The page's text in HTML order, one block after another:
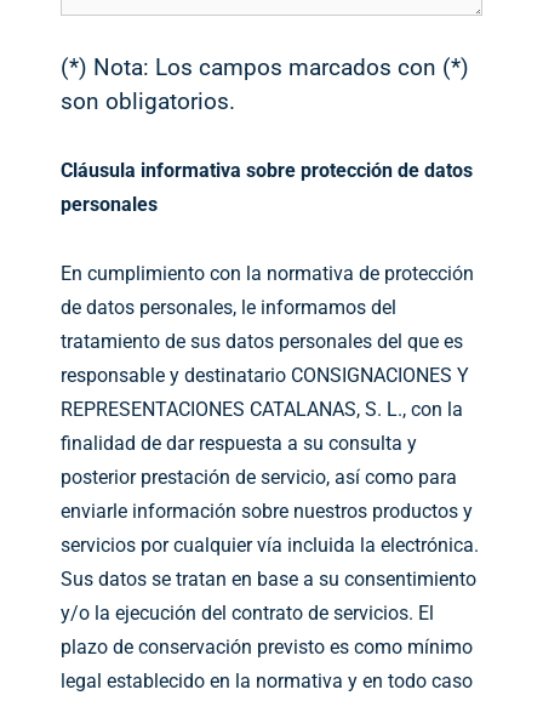
(*) Nota: Los campos marcados con (*)
son obligatorios.
Cláusula informativa sobre protección de datos
personales
En cumplimiento con la normativa de protección
de datos personales, le informamos del
tratamiento de sus datos personales del que es
responsable y destinatario CONSIGNACIONES Y
REPRESENTACIONES CATALANAS, S. L., con la
finalidad de dar respuesta a su consulta y
posterior prestación de servicio, así como para
enviarle información sobre nuestros productos y
servicios por cualquier vía incluida la electrónica.
Sus datos se tratan en base a su consentimiento
y/o la ejecución del contrato de servicios. El
plazo de conservación previsto es como mínimo
legal establecido en la normativa y en todo caso